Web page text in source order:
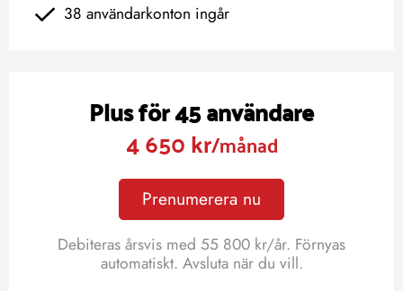
38 användarkonton ingår
Plus för 45 användare
4 650 kr/månad
Prenumerera nu
Debiteras årsvis med 55 800 kr/år. Förnyas
automatiskt. Avsluta när du vill.